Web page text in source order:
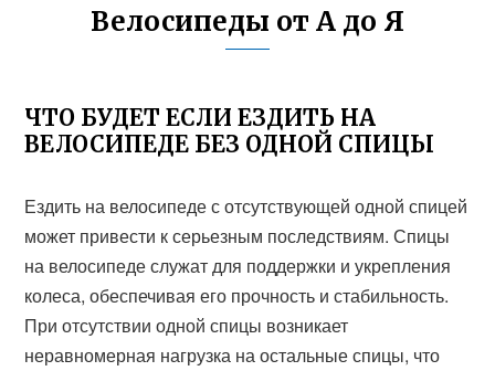
Велосипеды от А до Я
ЧТО БУДЕТ ЕСЛИ ЕЗДИТЬ НА
ВЕЛОСИПЕДЕ БЕЗ ОДНОЙ СПИЦЫ
Ездить на велосипеде с отсутствующей одной спицей
может привести к серьезным последствиям. Спицы
на велосипеде служат для поддержки и укрепления
колеса, обеспечивая его прочность и стабильность.
При отсутствии одной спицы возникает
неравномерная нагрузка на остальные спицы, что